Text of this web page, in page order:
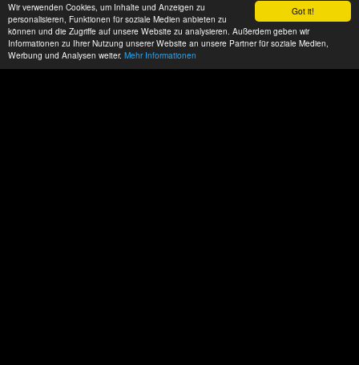
Got it!
Wir verwenden Cookies, um Inhalte und Anzeigen zu
personalisieren, Funktionen für soziale Medien anbieten zu
können und die Zugriffe auf unsere Website zu analysieren. Außerdem geben wir
Informationen zu Ihrer Nutzung unserer Website an unsere Partner für soziale Medien,
Werbung und Analysen weiter. Mehr Informationen